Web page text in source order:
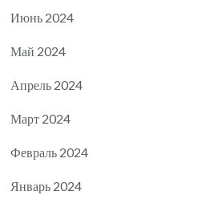
Июнь 2024
Май 2024
Апрель 2024
Март 2024
Февраль 2024
Январь 2024